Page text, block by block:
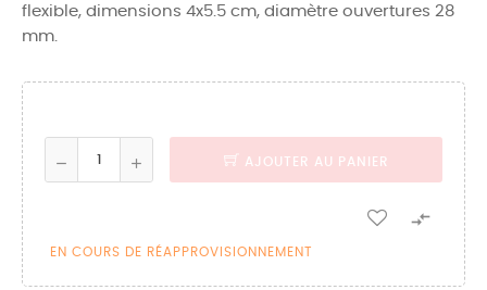
flexible, dimensions 4x5.5 cm, diamètre ouvertures 28
mm.
AJOUTER AU PANIER

EN COURS DE RÉAPPROVISIONNEMENT